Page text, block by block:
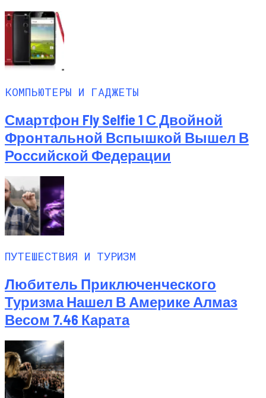
КОМПЬЮТЕРЫ И ГАДЖЕТЫ
Смартфон Fly Selfie 1 С Двойной
Фронтальной Вспышкой Вышел В
Российской Федерации
ПУТЕШЕСТВИЯ И ТУРИЗМ
Любитель Приключенческого
Туризма Нашел В Америке Алмаз
Весом 7.46 Карата